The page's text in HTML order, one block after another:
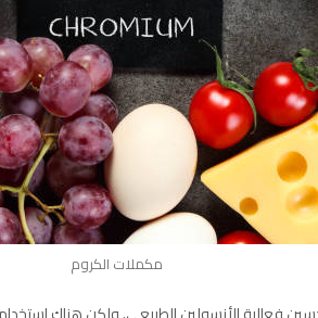
مكملات الكروم